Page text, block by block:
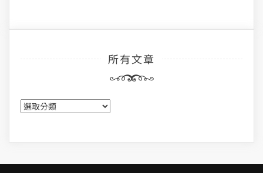
所有文章
所
有
章